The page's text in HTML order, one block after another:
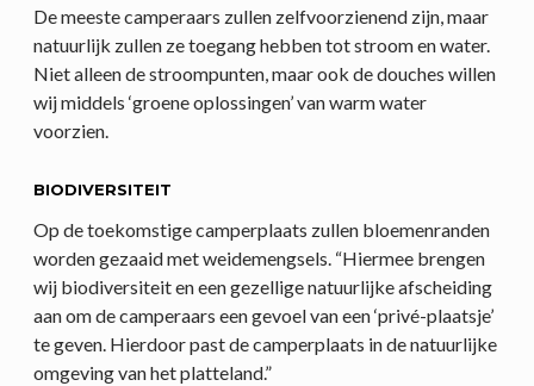
De meeste camperaars zullen zelfvoorzienend zijn, maar
natuurlijk zullen ze toegang hebben tot stroom en water.
Niet alleen de stroompunten, maar ook de douches willen
wij middels ‘groene oplossingen’ van warm water
voorzien.
BIODIVERSITEIT
Op de toekomstige camperplaats zullen bloemenranden
worden gezaaid met weidemengsels. “Hiermee brengen
wij biodiversiteit en een gezellige natuurlijke afscheiding
aan om de camperaars een gevoel van een ‘privé-plaatsje’
te geven. Hierdoor past de camperplaats in de natuurlijke
omgeving van het platteland.”